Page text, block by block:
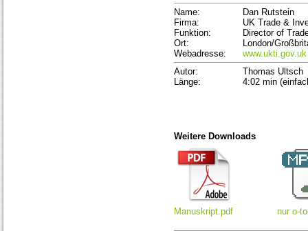
Name:
Dan Rutstein
Firma:
UK Trade &
Funktion:
Director of
Ort:
London/
Webadresse:
www.ukti.gov.uk
Autor:
Thomas Ultsch
Länge:
4:02 min
Weitere Downloads
Manuskript.pdf nur o-